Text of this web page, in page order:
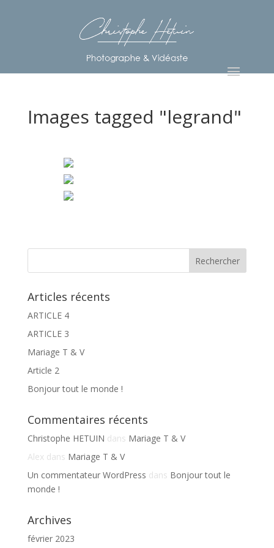
Images tagged "legrand"
Articles récents
ARTICLE 4
ARTICLE 3
Mariage T & V
Article 2
Bonjour tout le monde !
Commentaires récents
Christophe HETUIN dans Mariage T & V
Alex dans Mariage T & V
Un commentateur WordPress dans Bonjour tout le
monde !
Archives
février 2023